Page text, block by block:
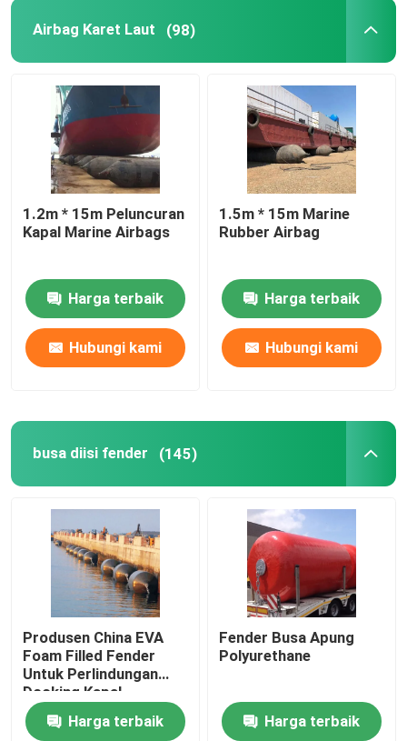
Airbag Karet Laut (98)
1.2m * 15m Peluncuran
Kapal Marine Airbags
Harga terbaik
Hubungi kami
1.5m * 15m Marine
Rubber Airbag
Harga terbaik
Hubungi kami
busa diisi fender (145)
Produsen China EVA
Foam Filled Fender
Untuk Perlindungan
Docking Kapal
Harga terbaik
Fender Busa Apung
Polyurethane
Harga terbaik